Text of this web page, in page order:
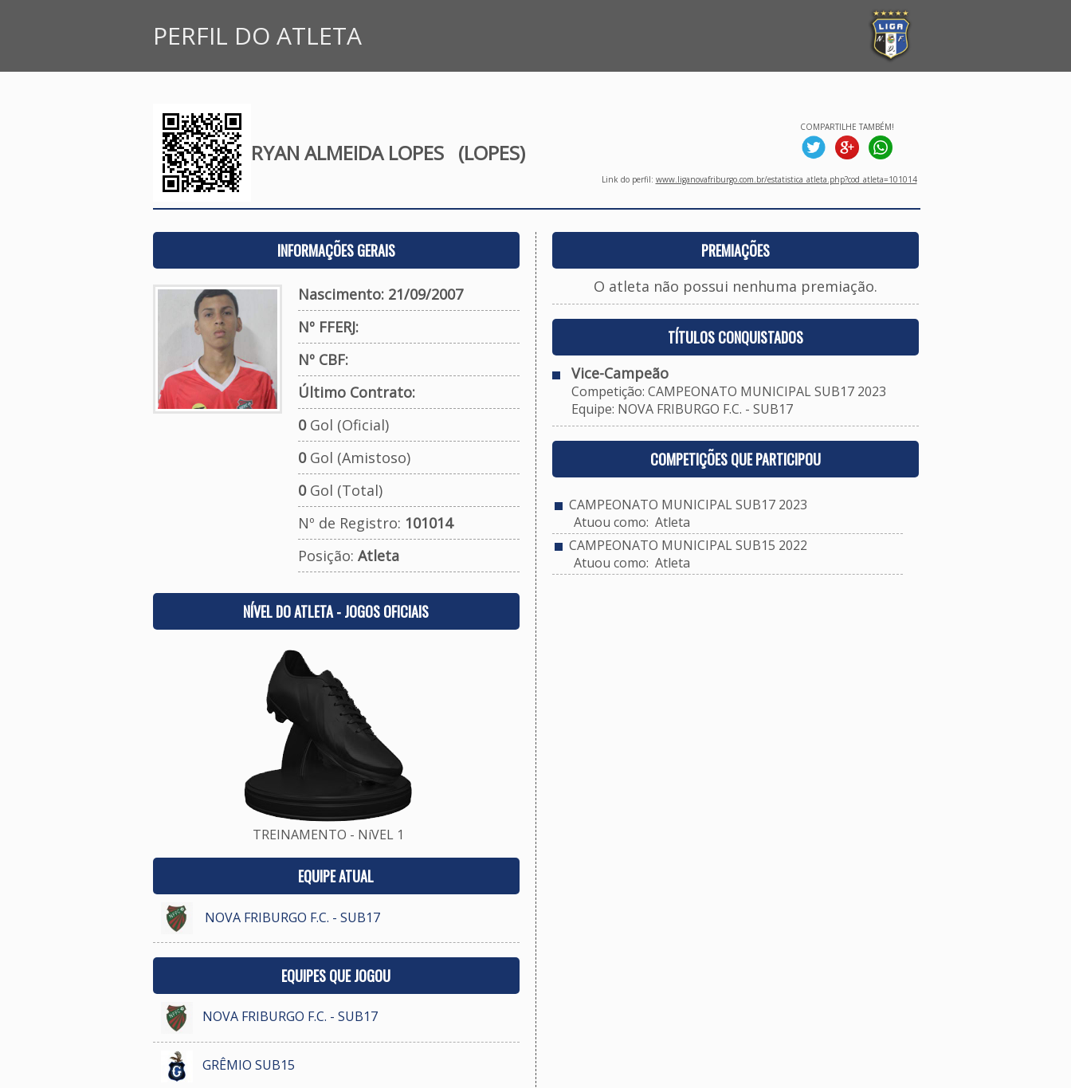
PERFIL DO ATLETA
RYAN ALMEIDA LOPES (LOPES)
COMPARTILHE TAMBÉM!
Link do perfil: www.liganovafriburgo.com.br/estatistica_atleta.php?cod_atleta=101014
INFORMAÇÕES GERAIS
Nascimento: 21/09/2007
Nº FFERJ:
Nº CBF:
Último Contrato:
0Gol (Oficial)
0Gol (Amistoso)
0Gol (Total)
Nº de Registro: 101014
Posição: Atleta
NÍVEL DO ATLETA - JOGOS OFICIAIS
TREINAMENTO - NíVEL 1
EQUIPE ATUAL
NOVA FRIBURGO F.C. - SUB17
EQUIPES QUE JOGOU
NOVA FRIBURGO F.C. - SUB17
GRÊMIO SUB15
PREMIAÇÕES
O atleta não possui nenhuma premiação.
TÍTULOS CONQUISTADOS
Vice-Campeão
Competição: CAMPEONATO MUNICIPAL SUB17 2023
Equipe: NOVA FRIBURGO F.C. - SUB17
COMPETIÇÕES QUE PARTICIPOU
CAMPEONATO MUNICIPAL SUB17 2023
Atuou como: Atleta
CAMPEONATO MUNICIPAL SUB15 2022
Atuou como: Atleta